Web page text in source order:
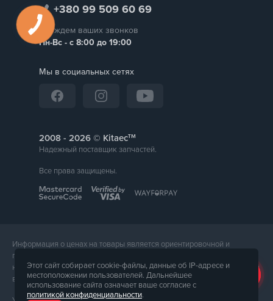
+380 99 509 60 69
Мы ждем ваших звонков
Пн-Вс - с 8:00 до 19:00
Мы в социальных сетях
2008 - © Kitaecтм
Надежный поставщик запчастей.
Все права защищены.
Информация о ценах на товары является ориентировочной и
предоставляется для справки. Точная стоимость товара будет
названа менеджером магазина при подтверждении заказа. Внешний
вид и комплектация товара может отличаться от его фотографии.
Этот сайт собирает cookie-файлы, данные об IP-адресе и
местоположении пользователей. Дальнейшее
использование сайта означает ваше согласие с
политикой конфиденциальности.